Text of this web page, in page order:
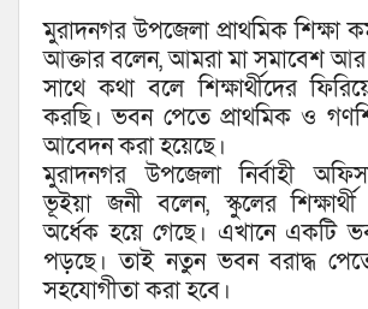
মুরাদনগর উপজেলা প্রাথমিক শিক্ষা
আক্তার বলেন, আমরা মা সমাবেশ
সাথে কথা বলে শিক্ষার্থীদের
করছি। ভবন পেতে প্রাথমিক ও
আবেদন করা হয়েছে।
মুরাদনগর উপজেলা নির্বাহী
ভূইয়া জনী বলেন, স্কুলের
অর্ধেক হয়ে গেছে। এখানে একটি
পড়ছে। তাই নতুন ভবন বরাদ্ধ
সহযোগীতা করা হবে।